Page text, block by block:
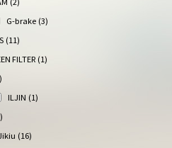
G-brake (3)
(11)
FILTER (1)
ILJIN (1)
(16)